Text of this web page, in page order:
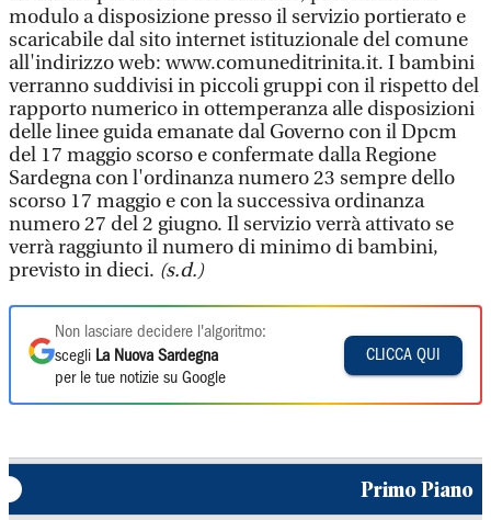
modulo a disposizione presso il servizio portierato e
scaricabile dal sito internet istituzionale del comune
all'indirizzo web: www.comuneditrinita.it. I bambini
verranno suddivisi in piccoli gruppi con il rispetto del
rapporto numerico in ottemperanza alle disposizioni
delle linee guida emanate dal Governo con il Dpcm
del 17 maggio scorso e confermate dalla Regione
Sardegna con l'ordinanza numero 23 sempre dello
scorso 17 maggio e con la successiva ordinanza
numero 27 del 2 giugno. Il servizio verrà attivato se
verrà raggiunto il numero di minimo di bambini,
previsto in dieci. (s.d.)
Non lasciare decidere l'algoritmo:
scegli La Nuova Sardegna
per le tue notizie su Google
CLICCA QUI
Primo Piano